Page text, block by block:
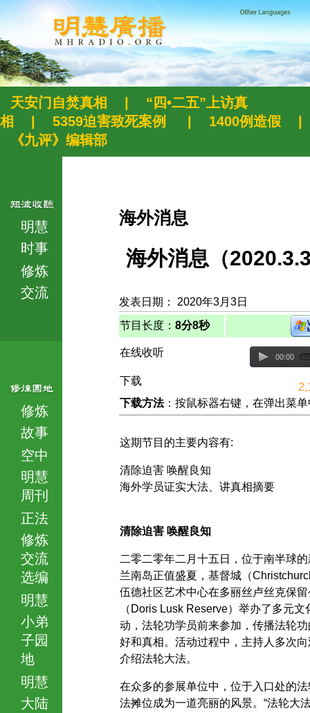
天安门自焚真相
“四•二五”上访真
相
5359迫害致死案例 1400例造假
《九评》编辑部
明慧
时事
修炼
交流
修炼
故事
空中
明慧
周刊
正法
修炼
交流
选编
明慧
小弟
子园
地
明慧
大陆
海外消息
海外消息（
发表日期： 2020年3月3日
节目长度： 8分8秒
在线收听 00:00
下载
下载方法：按鼠标器右键，在弹出菜
这期节目的主要内容有:
清除迫害 唤醒良知
海外学员证实大法、讲真相摘要
清除迫害 唤醒良知
二零二零年二月十五日，位于南半球
兰南岛正值盛夏，基督城（
伍德社区艺术中心在多丽丝卢丝克保留
（Doris Lusk Reserve）举办了多元文
动，法轮功学员前来参加，传播法轮功
好和真相。活动过程中，主持人多次向
介绍法轮大法。
在众多的参展单位中，位于入口处的法
法摊位成为一道亮丽的风景。“法轮大